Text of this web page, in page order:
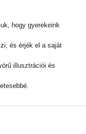
hogy gyerekeink
és érjék el a saját
illusztrációi és